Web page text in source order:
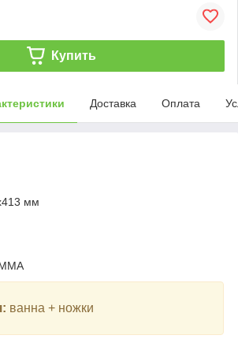
Купить
Доставка Оплата
мм
ванна + ножки